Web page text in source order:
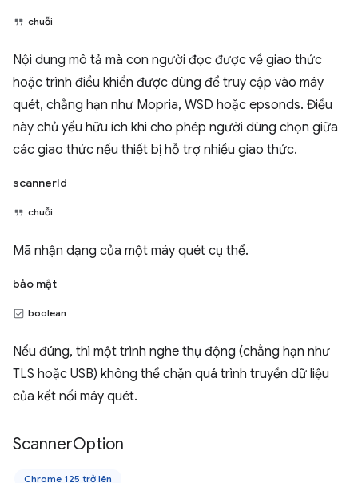
chuỗi
Nội dung mô tả mà con người đọc được về giao thức
hoặc trình điều khiển được dùng để truy cập vào máy
quét, chẳng hạn như Mopria, WSD hoặc epsonds. Điều
này chủ yếu hữu ích khi cho phép người dùng chọn giữa
các giao thức nếu thiết bị hỗ trợ nhiều giao thức.
scannerId
chuỗi
Mã nhận dạng của một máy quét cụ thể.
bảo mật
boolean
Nếu đúng, thì một trình nghe thụ động (chẳng hạn như
TLS hoặc USB) không thể chặn quá trình truyền dữ liệu
của kết nối máy quét.
ScannerOption
Chrome 125 trở lên